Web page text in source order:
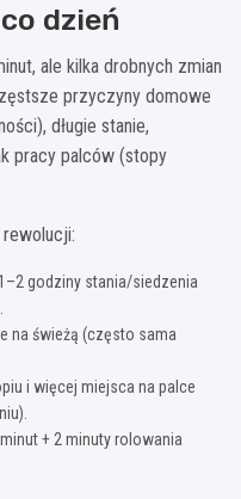
dzień
ale kilka drobnych zmian
przyczyny domowe
długie stanie,
pracy palców (stopy
godziny stania/siedzenia
na świeżą (często sama
i więcej miejsca na palce
+ 2 minuty rolowania